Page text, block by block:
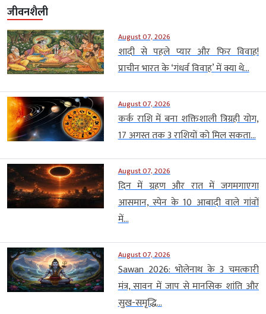
जीवनशैली
August 07, 2026
शादी से पहले प्यार और फिर विवाह!
प्राचीन भारत के ‘गंधर्व विवाह’ में क्या थे...
August 07, 2026
कर्क राशि में बना शक्तिशाली त्रिग्रही योग,
17 अगस्त तक 3 राशियों को मिल सकता...
August 07, 2026
दिन में ग्रहण और रात में जगमगाएगा
आसमान, स्पेन के 10 आबादी वाले गांवों
में...
August 07, 2026
Sawan 2026: भोलेनाथ के 3 चमत्कारी
मंत्र, सावन में जाप से मानसिक शांति और
सुख-समृद्धि...